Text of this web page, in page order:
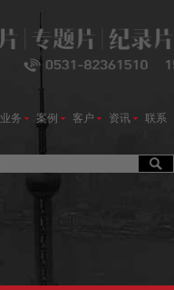
业务 案例 客户 资讯 联系